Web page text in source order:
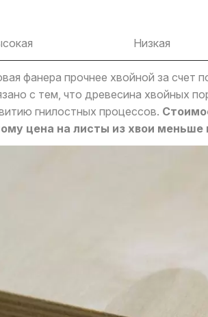
Низкая
фанера прочнее хвойной за
с тем, что древесина хвойных
гнилостных процессов.
цена на листы из хвои